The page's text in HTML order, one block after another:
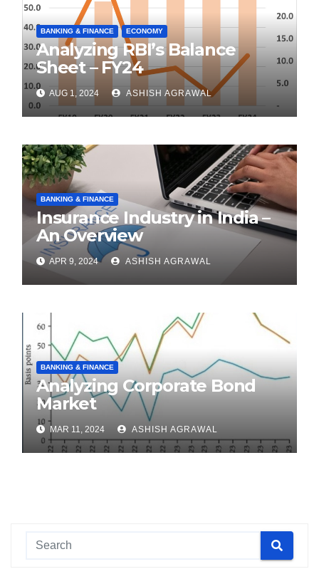
BANKING & FINANCE ECONOMY
Analyzing RBI’s Balance
Sheet – FY24
AUG 1, 2024 ASHISH AGRAWAL
BANKING & FINANCE
Insurance Industry in India –
An Overview
APR 9, 2024 ASHISH AGRAWAL
BANKING & FINANCE
Analyzing Corporate Bond
Market
MAR 11, 2024 ASHISH AGRAWAL